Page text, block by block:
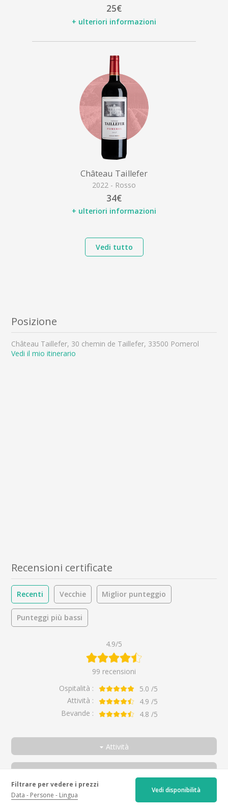
Filtrare per vedere i prezzi
Data Persone Lingua
Vedi disponibilità
25€
+ ulteriori informazioni
Château Taillefer
2022 - Rosso
34€
+ ulteriori informazioni
Vedi tutto
Posizione
Château Taillefer, 30 chemin de Taillefer, 33500 Pomerol
Vedi il mio itinerario
Recensioni certificate
Recenti Vecchie Miglior punteggio
Punteggi più bassi
4.9/5
99 recensioni
Ospitalità :
5.0 /5
Attività :
4.9 /5
Bevande :
4.8 /5
Attività
Tutte
Alla scoperta di Pomerol e Saint-Emilion
Un'immersione nel cuore dello Château Taillefer
Occasione
60 minutes tour